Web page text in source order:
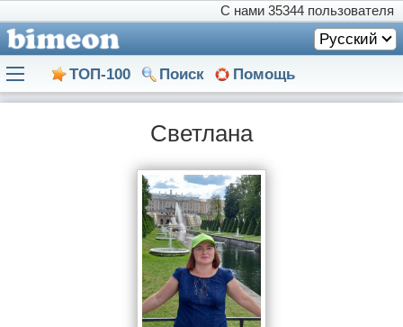
С нами 35344 пользователя
Русский
ТОП-100 Поиск Помощь
Светлана